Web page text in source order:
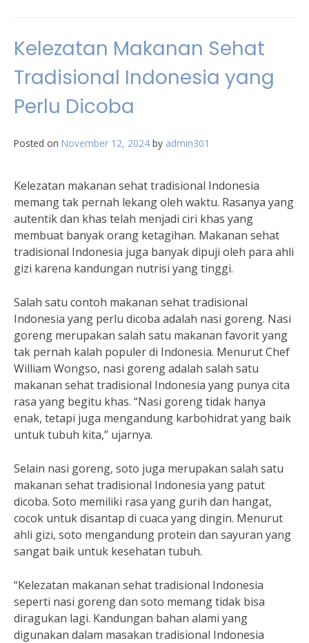
Kelezatan Makanan Sehat
Tradisional Indonesia yang
Perlu Dicoba
Posted on November 12, 2024 by admin301
Kelezatan makanan sehat tradisional Indonesia
memang tak pernah lekang oleh waktu. Rasanya yang
autentik dan khas telah menjadi ciri khas yang
membuat banyak orang ketagihan. Makanan sehat
tradisional Indonesia juga banyak dipuji oleh para ahli
gizi karena kandungan nutrisi yang tinggi.
Salah satu contoh makanan sehat tradisional
Indonesia yang perlu dicoba adalah nasi goreng. Nasi
goreng merupakan salah satu makanan favorit yang
tak pernah kalah populer di Indonesia. Menurut Chef
William Wongso, nasi goreng adalah salah satu
makanan sehat tradisional Indonesia yang punya cita
rasa yang begitu khas. “Nasi goreng tidak hanya
enak, tetapi juga mengandung karbohidrat yang baik
untuk tubuh kita,” ujarnya.
Selain nasi goreng, soto juga merupakan salah satu
makanan sehat tradisional Indonesia yang patut
dicoba. Soto memiliki rasa yang gurih dan hangat,
cocok untuk disantap di cuaca yang dingin. Menurut
ahli gizi, soto mengandung protein dan sayuran yang
sangat baik untuk kesehatan tubuh.
“Kelezatan makanan sehat tradisional Indonesia
seperti nasi goreng dan soto memang tidak bisa
diragukan lagi. Kandungan bahan alami yang
digunakan dalam masakan tradisional Indonesia